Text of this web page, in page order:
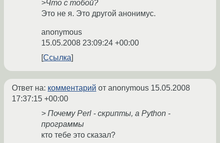
>Что с тобой?
Это не я. Это другой анонимус.
anonymous
15.05.2008 23:09:24 +00:00
Ссылка
Ответ на: комментарий от anonymous 15.05.2008
17:37:15 +00:00
> Почему Perl - скрипты, а Python -
программы
кто тебе это сказал?